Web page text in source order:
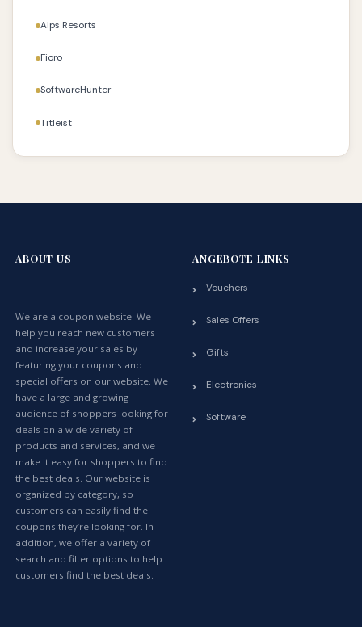
Alps Resorts
Fioro
SoftwareHunter
Titleist
ABOUT US
We are a coupon website. We
help you reach new customers
and increase your sales by
featuring your coupons and
special offers on our website. We
have a large and growing
audience of shoppers looking for
deals on a wide variety of
products and services, and we
make it easy for shoppers to find
the best deals. Our website is
organized by category, so
customers can easily find the
coupons they’re looking for. In
addition, we offer a variety of
search and filter options to help
customers find the best deals.
ANGEBOTE LINKS
Vouchers
Sales Offers
Gifts
Electronics
Software